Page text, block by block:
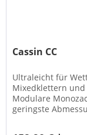
Cassin CC
Ultraleicht für
Mixedklettern
Modulare
geringste